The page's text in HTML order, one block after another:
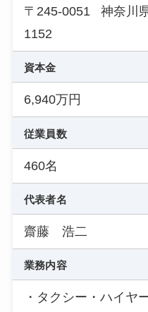
〒245-0051 神奈川
1152
資本金
6,940万円
従業員数
460名
代表者名
齋藤 浩二
業務内容
・タクシー・ハイヤ